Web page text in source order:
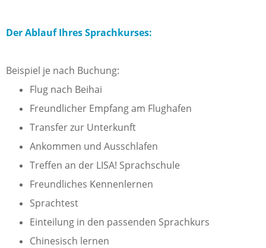
Der Ablauf Ihres Sprachkurses:
Beispiel je nach Buchung:
Flug nach Beihai
Freundlicher Empfang am Flughafen
Transfer zur Unterkunft
Ankommen und Ausschlafen
Treffen an der LISA! Sprachschule
Freundliches Kennenlernen
Sprachtest
Einteilung in den passenden Sprachkurs
Chinesisch lernen